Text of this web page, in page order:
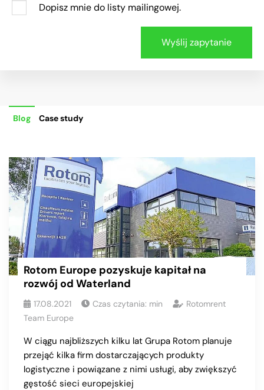
Dopisz mnie do listy mailingowej.
Blog Case study
Rotom Europe pozyskuje kapitał na
rozwój od Waterland
17.08.2021 Czas czytania: min
Rotomrent
Team Europe
W ciągu najbliższych kilku lat Grupa Rotom planuje
przejąć kilka firm dostarczających produkty
logistyczne i powiązane z nimi usługi, aby zwiększyć
gęstość sieci europejskiej